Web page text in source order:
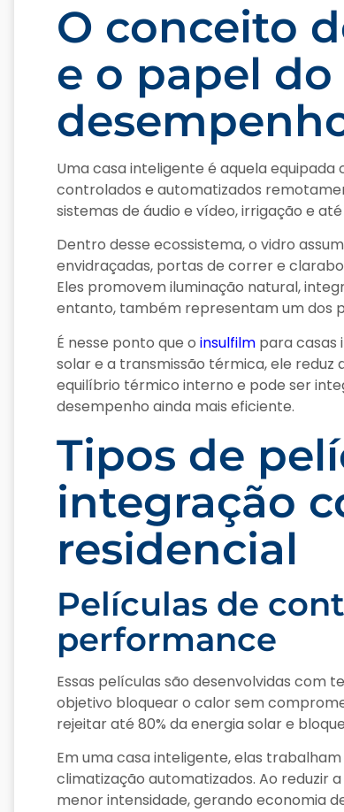
O conceito
e o papel
Uma casa inteligente é aquela
controlados e automatizados
sistemas de áudio e vídeo, irrigação e
Dentro desse ecossistema, o vidro
envidraçadas, portas de correr e
Eles promovem iluminação natural,
entanto, também representam um dos
É nesse ponto que o insulfilm para casas
solar e a transmissão térmica, ele
equilíbrio térmico interno e pode ser
desempenho ainda mais eficiente.
Tipos de
integração
residencial
Películas de
performance
Essas películas são desenvolvidas
objetivo bloquear o calor sem
rejeitar até 80% da energia solar e
Em uma casa inteligente, elas
climatização automatizados. Ao reduzir
menor intensidade, gerando economia